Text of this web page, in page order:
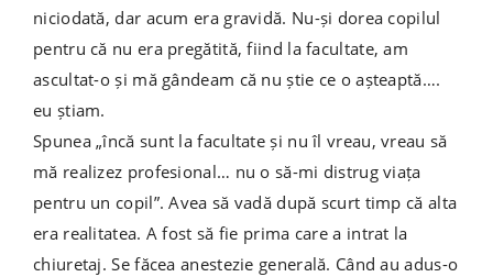
niciodată, dar acum era gravidă. Nu-și dorea copilul
pentru că nu era pregătită, fiind la facultate, am
ascultat-o și mă gândeam că nu știe ce o așteaptă….
eu știam.
Spunea „încă sunt la facultate și nu îl vreau, vreau să
mă realizez profesional… nu o să-mi distrug viața
pentru un copil”. Avea să vadă după scurt timp că alta
era realitatea. A fost să fie prima care a intrat la
chiuretaj. Se făcea anestezie generală. Când au adus-o